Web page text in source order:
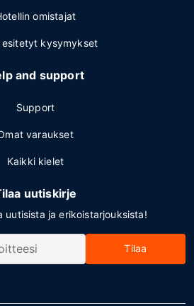
omistajat
esitetyt kysymykset
and support
Support
varaukset
Kaikki kielet
uutiskirje
uutisista ja erikoistarjouksista!
Tilaa